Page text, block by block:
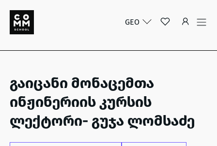
GEO
გაიცანი მონაცემთა
ინჟინერიის კურსის
ლექტორი- გუჯა ლომსაძე